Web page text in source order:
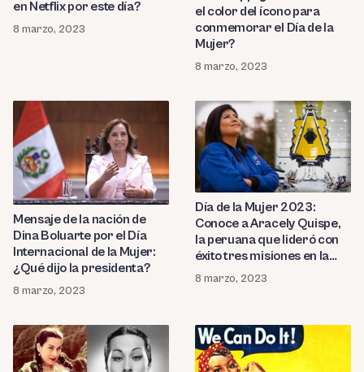
en Netflix por este día?
8 marzo, 2023
el color del ícono para
conmemorar el Día de la
Mujer?
8 marzo, 2023
Mensaje de la nación de
Dina Boluarte por el Día
Internacional de la Mujer:
¿Qué dijo la presidenta?
8 marzo, 2023
Día de la Mujer 2023:
Conoce a Aracely Quispe,
la peruana que lideró con
éxito tres misiones en la
NASA
8 marzo, 2023